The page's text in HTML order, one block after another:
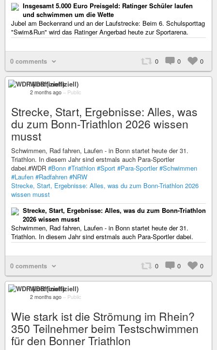
Insgesamt 5.000 Euro Preisgeld: Ratinger Schüler laufen
und schwimmen um die Wette
Jubel am Beckenrand und an der Laufstrecke: Beim 6. Schulsporttag
"Swim&Run" wird das Ratinger Angerbad heute zur Sportarena.
0 comments 0 0 0
WDR (inoffiziell)
2 months ago – Public
Strecke, Start, Ergebnisse: Alles, was
du zum Bonn-Triathlon 2026 wissen
musst
Schwimmen, Rad fahren, Laufen - in Bonn startet heute der 31.
Triathlon. In diesem Jahr sind erstmals auch Para-Sportler
dabei.#WDR #Bonn #Triathlon #Sport #Para-Sportler #Schwimmen
#Laufen #Radfahren #NRW
Strecke, Start, Ergebnisse: Alles, was du zum Bonn-Triathlon 2026
wissen musst
Strecke, Start, Ergebnisse: Alles, was du zum Bonn-Triathlon
2026 wissen musst
Schwimmen, Rad fahren, Laufen - in Bonn startet heute der 31.
Triathlon. In diesem Jahr sind erstmals auch Para-Sportler dabei.
0 comments 0 0 0
WDR (inoffiziell)
2 months ago – Public
Wie stark ist die Strömung im Rhein?
350 Teilnehmer beim Testschwimmen
für den Bonner Triathlon